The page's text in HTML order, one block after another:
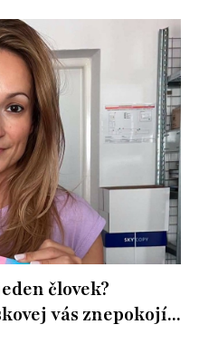
človek?
vás znepokojí...